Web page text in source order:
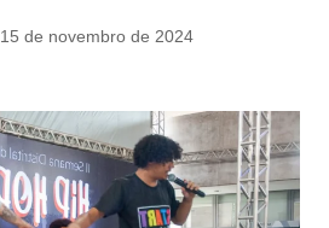
15 de novembro de 2024